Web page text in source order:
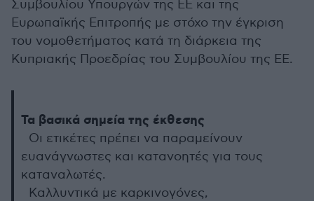
Συμβουλίου Υπουργών της ΕΕ και της
Ευρωπαϊκής Επιτροπής με στόχο την έγκριση
του νομοθετήματος κατά τη διάρκεια της
Κυπριακής Προεδρίας του Συμβουλίου της ΕΕ.
Τα βασικά σημεία της έκθεσης
Οι ετικέτες πρέπει να παραμείνουν
ευανάγνωστες και κατανοητές για τους
καταναλωτές.
Καλλυντικά με καρκινογόνες,